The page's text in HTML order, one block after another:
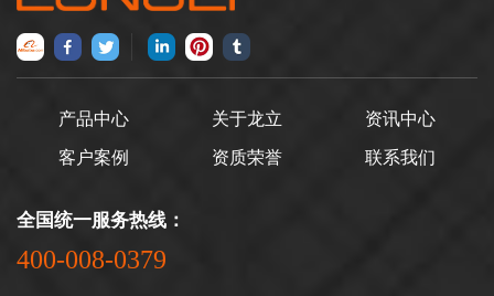
有贯通货架存储密度高，但
是对摆放物品的品种规格要
化立体仓库的货架部分多采
以达到几十米甚***百米高。
托盘货架存取货物的方
造。 办公室主要分暖
产品中心 关于龙立 资讯中心
客户案例 资质荣誉 联系我们
全国统一服务热线：
400-008-0379